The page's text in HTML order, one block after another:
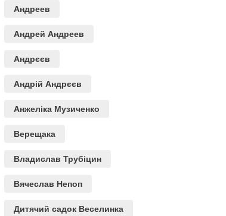
Андреев
Андрей Андреев
Андрєєв
Андрій Андрєєв
Анжеліка Музиченко
Верещака
Владислав Трубіцин
Вячеслав Непоп
Дитячий садок Веселинка